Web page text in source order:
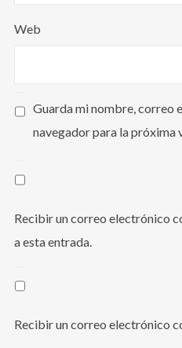
Web
Guarda mi nombre, correo
navegador para la próxima
Recibir un correo electrónico
a esta entrada.
Recibir un correo electrónico